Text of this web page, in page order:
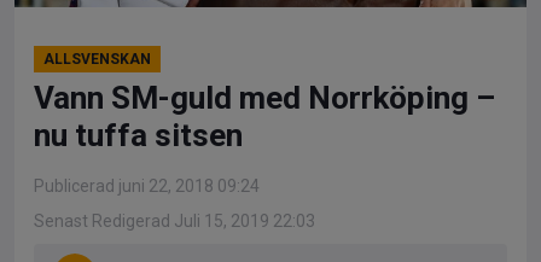
ALLSVENSKAN
Vann SM-guld med Norrköping –
nu tuffa sitsen
Publicerad juni 22, 2018 09:24
Senast Redigerad Juli 15, 2019 22:03